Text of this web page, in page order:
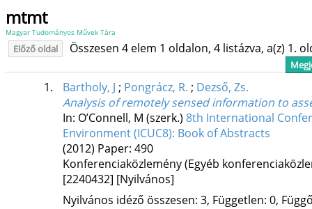
mtmt
Magyar Tudományos Művek Tára
Előző oldal Összesen 4 elem 1 oldalon, 4 listázva, a(z) 1.
1. Bartholy, J ; Pongrácz, R. ; Dezső, Zs.
Analysis of remotely sensed information to
In: O’Connell, M (szerk.) 8th International
Environment (ICUC8): Book of Abstracts
(2012) Paper: 490
Konferenciaközlemény (Egyéb
[2240432] [Nyilvános]
Nyilvános idéző összesen: 3, Független: 0,